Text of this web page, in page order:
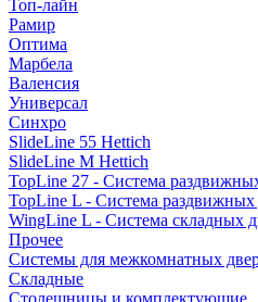
Топ-лайн
Рамир
Оптима
Марбела
Валенсия
Универсал
Синхро
SlideLine 55 Hettich
SlideLine M Hettich
TopLine 27 - Система
TopLine L - Система раздвижных
WingLine L - Система складных
Прочее
Системы для межкомнатных
Складные
Столешницы и комплектующие